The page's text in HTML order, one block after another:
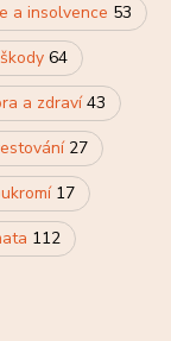
a insolvence 53
64
a zdraví43
27
17
112